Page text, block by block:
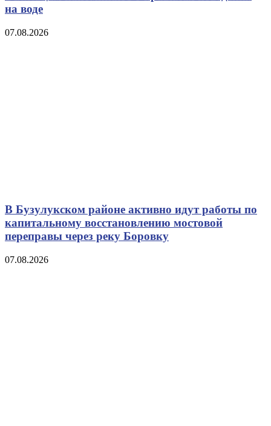
на воде
07.08.2026
В Бузулукском районе активно идут работы по
капитальному восстановлению мостовой
переправы через реку Боровку
07.08.2026